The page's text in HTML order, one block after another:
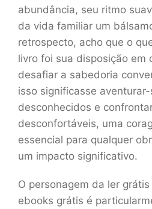
abundância, seu ritmo
da vida familiar um
retrospecto, acho que o
livro foi sua disposição em
desafiar a sabedoria
isso significasse
desconhecidos e
desconfortáveis, uma
essencial para qualquer
um impacto significativo.
O personagem da ler
ebooks grátis é